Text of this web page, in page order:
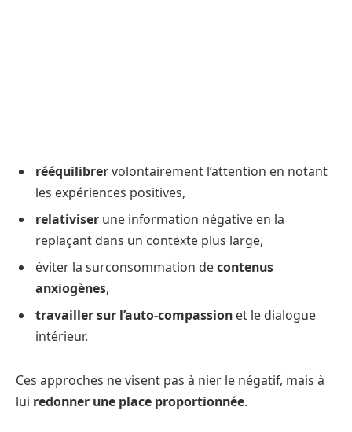
rééquilibrervolontairement l’attention en notant
les expériences positives,
relativiser une information négative en la
replaçant dans un contexte plus large,
éviter la surconsommation decontenus
anxiogènes,
travailler sur l’auto-compassion et le dialogue
intérieur.
Ces approches ne visent pas à nier le négatif, mais à
lui redonner une place proportionnée.